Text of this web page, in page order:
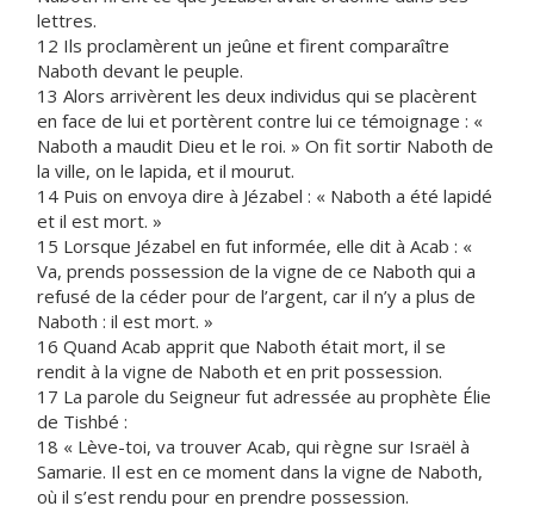
lettres.
12 Ils proclamèrent un jeûne et firent comparaître
Naboth devant le peuple.
13 Alors arrivèrent les deux individus qui se placèrent
en face de lui et portèrent contre lui ce témoignage : «
Naboth a maudit Dieu et le roi. » On fit sortir Naboth de
la ville, on le lapida, et il mourut.
14 Puis on envoya dire à Jézabel : « Naboth a été lapidé
et il est mort. »
15 Lorsque Jézabel en fut informée, elle dit à Acab : «
Va, prends possession de la vigne de ce Naboth qui a
refusé de la céder pour de l’argent, car il n’y a plus de
Naboth : il est mort. »
16 Quand Acab apprit que Naboth était mort, il se
rendit à la vigne de Naboth et en prit possession.
17 La parole du Seigneur fut adressée au prophète Élie
de Tishbé :
18 « Lève-toi, va trouver Acab, qui règne sur Israël à
Samarie. Il est en ce moment dans la vigne de Naboth,
où il s’est rendu pour en prendre possession.